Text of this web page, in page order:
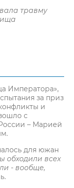
травму
Императора»,
за приз
и
с
– Марией
для южан
обходили всех
- вообще,